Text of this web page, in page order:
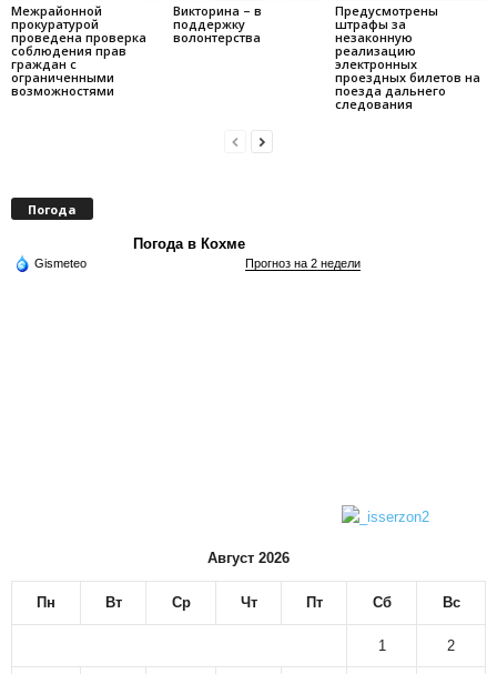
Межрайонной
прокуратурой
проведена проверка
соблюдения прав
граждан с
ограниченными
возможностями
Викторина – в
поддержку
волонтерства
Предусмотрены
штрафы за
незаконную
реализацию
электронных
проездных билетов на
поезда дальнего
следования
Погода
Погода в Кохме
Gismeteo Прогноз на 2 недели
Август 2026
Пн Вт Ср Чт Пт Сб Вс
1 2